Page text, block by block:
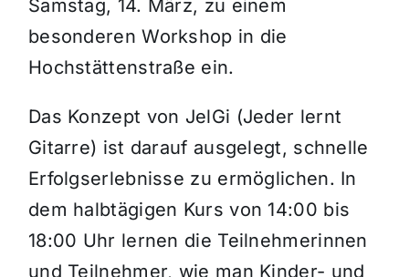
Samstag, 14. März, zu einem
besonderen Workshop in die
Hochstättenstraße ein.
Das Konzept von JelGi (Jeder lernt
Gitarre) ist darauf ausgelegt, schnelle
Erfolgserlebnisse zu ermöglichen. In
dem halbtägigen Kurs von 14:00 bis
18:00 Uhr lernen die Teilnehmerinnen
und Teilnehmer, wie man Kinder- und